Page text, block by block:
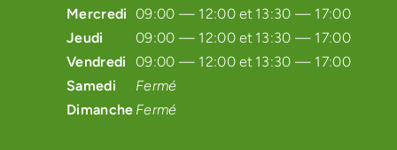
Mercredi 09:00 — 12:00 et 13:30 — 17:00
Jeudi
09:00 — 12:00 et 13:30 — 17:00
Vendredi
09:00 — 12:00 et 13:30 — 17:00
Samedi
Fermé
Dimanche Fermé